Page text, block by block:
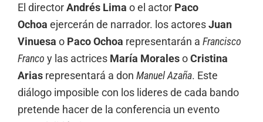
El directorAndrés Lima o el actor Paco
Ochoa ejercerán de narrador. los actoresJuan
Vinuesa o Paco Ochoa representarán a Francisco
Franco y las actrices María MoralesoCristina
Arias representará a don Manuel Azaña. Este
diálogo imposible con los lideres de cada bando
pretende hacer de la conferencia un evento